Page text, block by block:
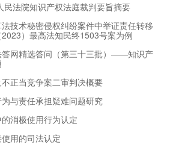
民法院知识产权法庭裁判要旨摘要
技术秘密侵权纠纷案件中举证责任转移
）最高法知民终1503号案为例
答网精选答问（第三十三批）——知识产
正当竞争案二审判决概要
与责任承担疑难问题研究
消极使用行为认定
用的司法认定